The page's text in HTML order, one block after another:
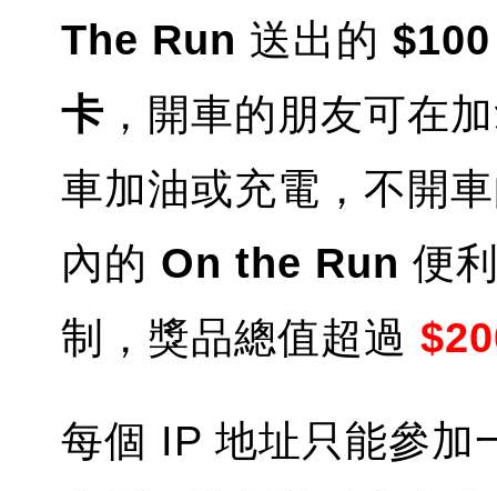
The Run 送出的
卡 ，開車的朋友可在
車加油或充電，不開
內的 On the Run 便
制，獎品總值超過
每個 IP 地址只能參加